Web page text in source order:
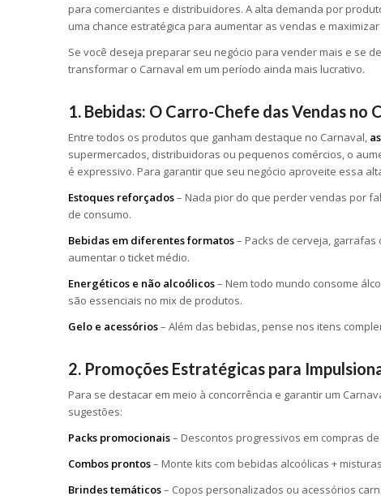
para comerciantes e distribuidores. A alta demanda por
uma chance estratégica para aumentar as vendas e maximizar
Se você deseja preparar seu negócio para vender mais e se
transformar o Carnaval em um período ainda mais lucrativo.
1. Bebidas: O Carro-Chefe das Vendas no
Entre todos os produtos que ganham destaque no Carnaval,
supermercados, distribuidoras ou pequenos comércios, o
é expressivo. Para garantir que seu negócio aproveite essa
Estoques reforçados– Nada pior do que perder vendas por
de consumo.
Bebidas em diferentes formatos– Packs de cerveja, garrafas
aumentar o ticket médio.
Energéticos e não alcoólicos– Nem todo mundo consome
são essenciais no mix de produtos.
Gelo e acessórios– Além das bebidas, pense nos itens
2. Promoções Estratégicas para
Para se destacar em meio à concorrência e garantir um
sugestões:
Packs promocionais– Descontos progressivos em compras
Combos prontos– Monte kits com bebidas alcoólicas +
Brindes temáticos– Copos personalizados ou acessórios